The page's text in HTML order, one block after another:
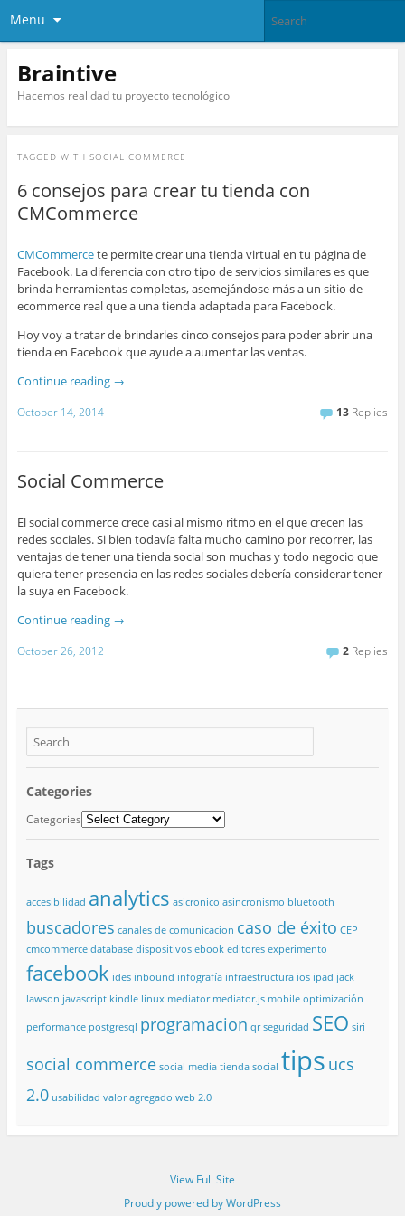
Menu
Braintive
Hacemos realidad tu proyecto tecnológico
TAGGED WITH SOCIAL COMMERCE
6 consejos para crear tu tienda con
CMCommerce
CMCommercete permite crear una tienda virtual en tu página de
Facebook. La diferencia con otro tipo de servicios similares es que
brinda herramientas completas, asemejándose más a un sitio de
ecommerce real que a una tienda adaptada para Facebook.
Hoy voy a tratar de brindarles cinco consejos para poder abrir una
tienda en Facebook que ayude a aumentar las ventas.
Continue reading →
October 14, 2014 13 Replies
Social Commerce
El social commerce crece casi al mismo ritmo en el que crecen las
redes sociales. Si bien todavía falta mucho camino por recorrer, las
ventajas de tener una tienda social son muchas y todo negocio que
quiera tener presencia en las redes sociales debería considerar tener
la suya en Facebook.
Continue reading →
October 26, 2012 2 Replies
Categories
Categories
Tags
accesibilidad analytics asicronico asincronismo bluetooth
buscadores canales de comunicacion caso de éxito CEP
cmcommerce database dispositivos ebook editores experimento
facebook ides inbound infografía infraestructura ios ipad jack
lawson javascript kindle linux mediator mediator.js mobile optimización
performance postgresql programacion qr seguridad SEO siri
social commerce social media tienda social tips ucs
2.0 usabilidad valor agregado web 2.0
View Full Site
Proudly powered by WordPress